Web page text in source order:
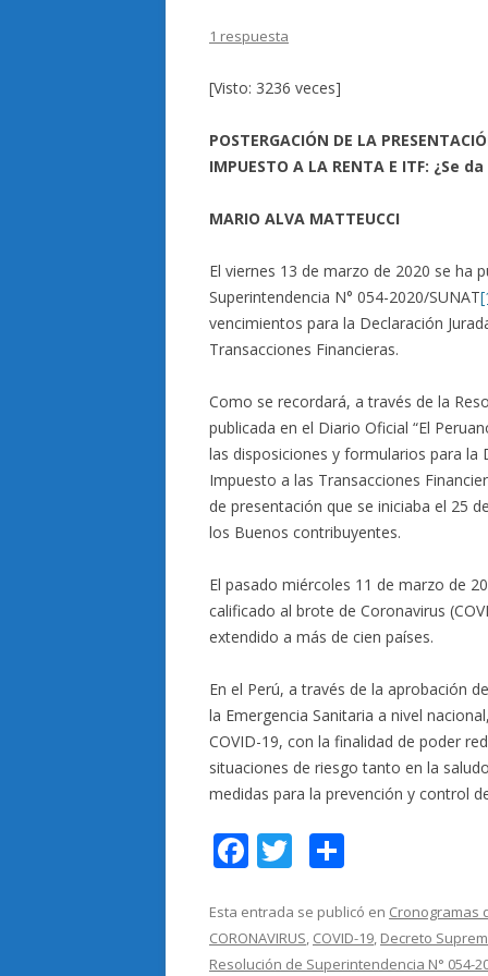
1 respuesta
[Visto: 3236 veces]
POSTERGACIÓN DE LA
IMPUESTO A LA RENTA E ITF: ¿Se
MARIO ALVA MATTEUCCI
El viernes 13 de marzo de 2020 se ha
Superintendencia N° 054-2020/SUNAT
vencimientos para la Declaración
Transacciones Financieras.
Como se recordará, a través de la
publicada en el Diario Oficial “El
las disposiciones y formularios para la
Impuesto a las Transacciones
de presentación que se iniciaba el 25
los Buenos contribuyentes.
El pasado miércoles 11 de marzo de
calificado al brote de Coronavirus
extendido a más de cien países.
En el Perú, a través de la aprobación
la Emergencia Sanitaria a nivel
COVID-19, con la finalidad de poder
situaciones de riesgo tanto en la
medidas para la prevención y control
F
e
b
T
itt
er
m
p
Esta entrada se publicó en Cronogramas
CORONAVIRUS, COVID-19, Decreto
Resolución de Superintendencia N° 054-